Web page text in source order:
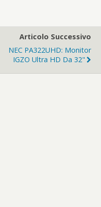
Articolo Successivo
NEC PA322UHD: Monitor
IGZO Ultra HD Da 32"